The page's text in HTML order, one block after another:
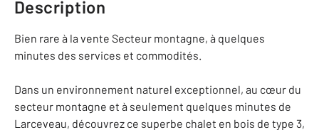
Description
Bien rare à la vente Secteur montagne, à quelques
minutes des services et commodités.
Dans un environnement naturel exceptionnel, au cœur du
secteur montagne et à seulement quelques minutes de
Larceveau, découvrez ce superbe chalet en bois de type 3,